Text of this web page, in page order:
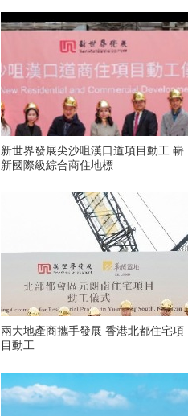
新世界發展尖沙咀漢口道項目動工 嶄
新國際級綜合商住地標
兩大地產商攜手發展 香港北都住宅項
目動工